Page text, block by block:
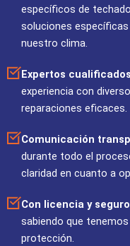
específicos de
soluciones
nuestro clima.
Expertos
experiencia con
reparaciones eficaces.
Comunicación
durante todo el
claridad en cuanto a
Con licencia y
sabiendo que
protección.